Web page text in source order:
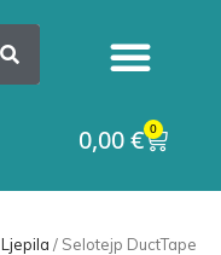
0,00€ 0
Ljepila / Selotejp DuctTape